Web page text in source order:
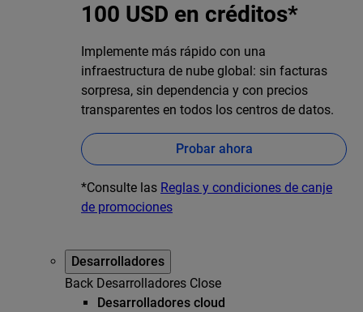
100 USD en créditos*
Implemente más rápido con una
infraestructura de nube global: sin facturas
sorpresa, sin dependencia y con precios
transparentes en todos los centros de datos.
Probar ahora
*Consulte las Reglas y condiciones de canje
de promociones
Desarrolladores
Back Desarrolladores Close
Desarrolladores cloud